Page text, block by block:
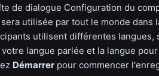
de dialogue Configuration du
utilisée par tout le monde dans
utilisent différentes langues,
langue parlée et la langue
Démarrer pour commencer